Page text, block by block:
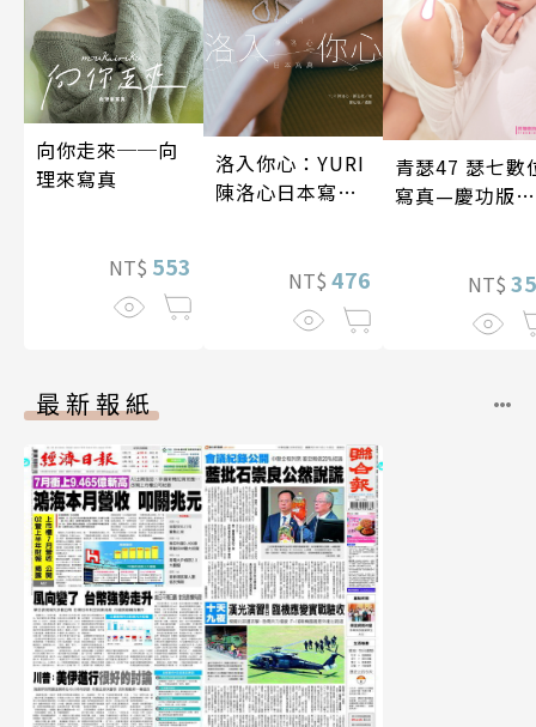
向你走來──向
理來寫真
NT$ 553
洛入你心：YURI
陳洛心日本寫真
NT$ 476
青瑟47 瑟七數
寫真—慶功版
NT$
最新報紙